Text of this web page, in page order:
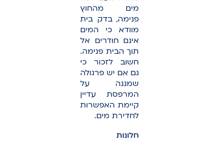
מים מהחוץ
פנימה, בדק בית
מוודא כי המים
אינם חודרים אל
תוך הבית פנימה.
חשוב לזכור כי
גם אם יש פרגולה
שמגנה על
המרפסת עדיין
קיימת האפשרות
לחדירת מים.
חלונות